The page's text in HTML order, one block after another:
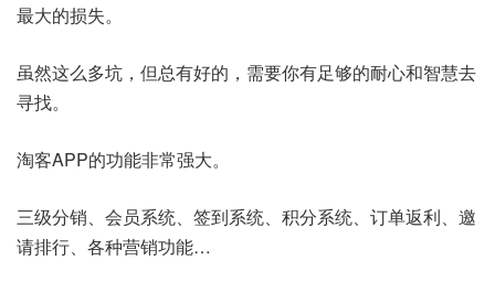
最大的损失。
虽然这么多坑，但总有好的，需要你有足够的耐心和智慧去
寻找。
淘客APP的功能非常强大。
三级分销、会员系统、签到系统、积分系统、订单返利、邀
请排行、各种营销功能…